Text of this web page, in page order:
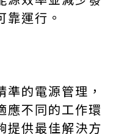
運行。
的電源管理，
應不同的工作環
提供最佳解決方